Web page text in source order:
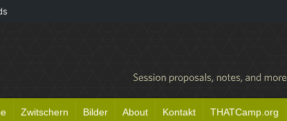
Zwitschern Bilder About Kontakt THATCamp.org